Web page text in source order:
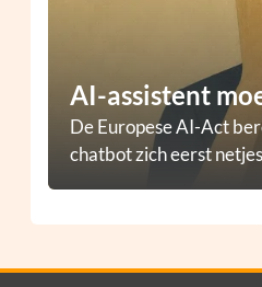
AI-assistent
De Europese AI-Act
chatbot zich eerst